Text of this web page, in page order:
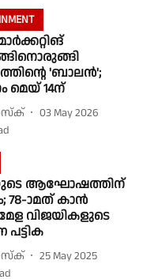
'ബാലൻ';
മെയ് 14ന്
03 May 2026
ആഘോഷത്തിന്
78-ാമത് കാൻ
വിജയികളുടെ
25 May 2025